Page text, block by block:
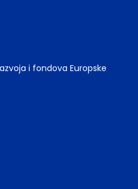
i fondova Europske